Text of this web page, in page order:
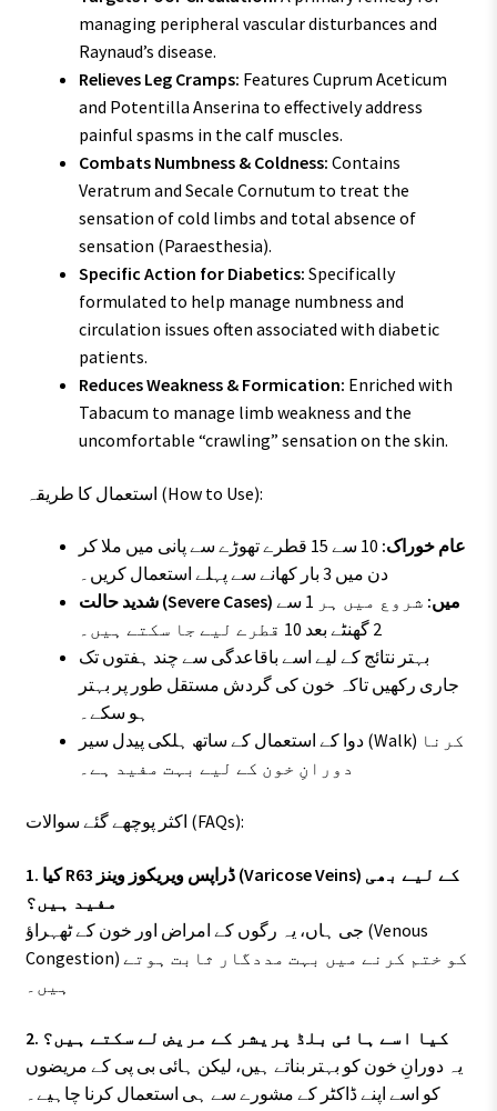
managing peripheral vascular disturbances and
Raynaud’s disease.
Relieves Leg Cramps: Features Cuprum Aceticum
and Potentilla Anserina to effectively address
painful spasms in the calf muscles.
Combats Numbness & Coldness: Contains
Veratrum and Secale Cornutum to treat the
sensation of cold limbs and total absence of
sensation (Paraesthesia).
Specific Action for Diabetics: Specifically
formulated to help manage numbness and
circulation issues often associated with diabetic
patients.
Reduces Weakness & Formication: Enriched with
Tabacum to manage limb weakness and the
uncomfortable “crawling” sensation on the skin.
استعمال کا طریقہ (How to Use):
عام خوراک:
10 سے 15 قطرے تھوڑے سے پانی میں ملا کر
دن میں 3 بار کھانے سے پہلے استعمال کریں۔
شدید حالت (Severe Cases) میں:
شروع میں ہر 1 سے
2 گھنٹے بعد 10 قطرے لیے جا سکتے ہیں۔
بہتر نتائج کے لیے اسے باقاعدگی سے چند ہفتوں تک
جاری رکھیں تاکہ خون کی گردش مستقل طور پر بہتر
ہو سکے۔
دوا کے استعمال کے ساتھ ہلکی پیدل سیر (Walk) کرنا
دورانِ خون کے لیے بہت مفید ہے۔
اکثر پوچھے گئے سوالات (FAQs):
1. کیا R63 ڈراپس ویریکوز وینز (Varicose Veins) کے لیے بھی
مفید ہیں؟
جی ہاں، یہ رگوں کے امراض اور خون کے ٹھہراؤ (Venous
Congestion) کو ختم کرنے میں بہت مددگار ثابت ہوتے
ہیں۔
2. کیا اسے ہائی بلڈ پریشر کے مریض لے سکتے ہیں؟
یہ دورانِ خون کو بہتر بناتے ہیں، لیکن ہائی بی پی کے مریضوں
کو اسے اپنے ڈاکٹر کے مشورے سے ہی استعمال کرنا چاہیے۔